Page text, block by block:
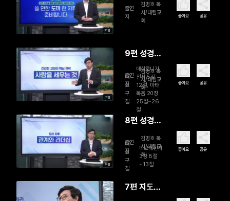
13분
출연
자
김명호 목
사/대림교
회
좋아요 공유
12분
9편 성경적
지도자의
섬김
출연
자
김명호 목
사/대림교
회
대
표
구
절
데살로니가
전서 5장
12절, 마태
복음 20장
25절~26
절
좋아요 공유
14분
8편 성경적
인격
출연
자
김명호 목
사/대림교
회
대
표
구
절
디모데전서
3장 8절
~13절
좋아요 공유
7편 지도자